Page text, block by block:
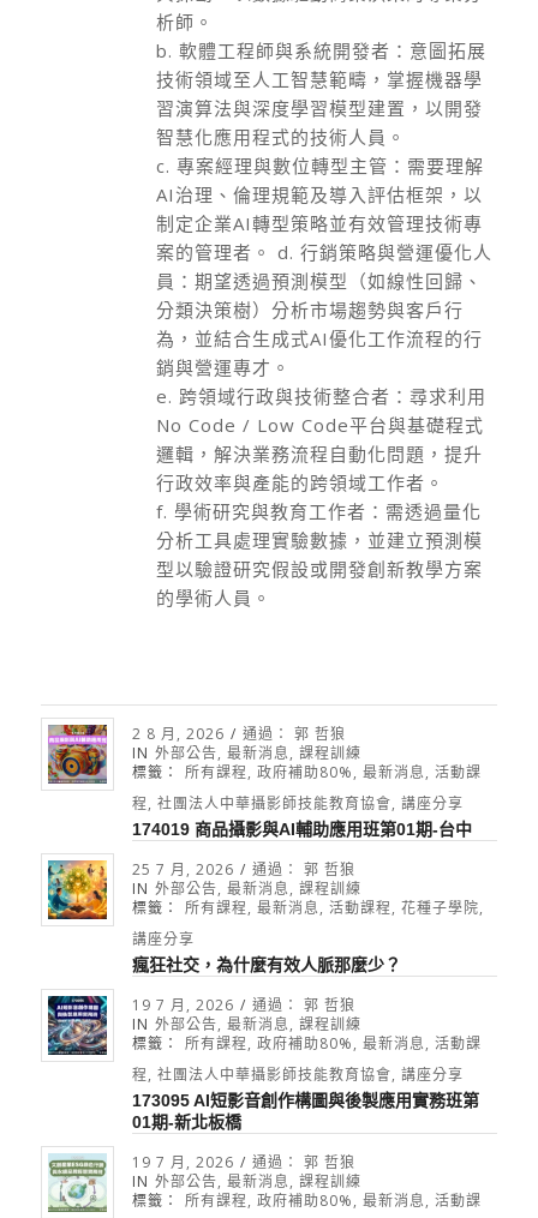
析師。
b. 軟體工程師與系統開發者：意圖拓展
技術領域至人工智慧範疇，掌握機器學
習演算法與深度學習模型建置，以開發
智慧化應用程式的技術人員。
c. 專案經理與數位轉型主管：需要理解
AI治理、倫理規範及導入評估框架，以
制定企業AI轉型策略並有效管理技術專
案的管理者。 d. 行銷策略與營運優化人
員：期望透過預測模型（如線性回歸、
分類決策樹）分析市場趨勢與客戶行
為，並結合生成式AI優化工作流程的行
銷與營運專才。
e. 跨領域行政與技術整合者：尋求利用
No Code / Low Code平台與基礎程式
邏輯，解決業務流程自動化問題，提升
行政效率與產能的跨領域工作者。
f. 學術研究與教育工作者：需透過量化
分析工具處理實驗數據，並建立預測模
型以驗證研究假設或開發創新教學方案
的學術人員。
2 8 月, 2026 / 通過： 郭 哲狼
IN 外部公告, 最新消息, 課程訓練
標籤：
所有課程, 政府補助80%, 最新消息, 活動課
程, 社團法人中華攝影師技能教育協會, 講座分享
174019 商品攝影與AI輔助應用班第01期-台中
25 7 月, 2026 / 通過： 郭 哲狼
IN 外部公告, 最新消息, 課程訓練
標籤：
所有課程, 最新消息, 活動課程, 花種子學院,
講座分享
瘋狂社交，為什麼有效人脈那麼少？
19 7 月, 2026 / 通過： 郭 哲狼
IN 外部公告, 最新消息, 課程訓練
標籤：
所有課程, 政府補助80%, 最新消息, 活動課
程, 社團法人中華攝影師技能教育協會, 講座分享
173095 AI短影音創作構圖與後製應用實務班第
01期-新北板橋
19 7 月, 2026 / 通過： 郭 哲狼
IN 外部公告, 最新消息, 課程訓練
標籤：
所有課程, 政府補助80%, 最新消息, 活動課